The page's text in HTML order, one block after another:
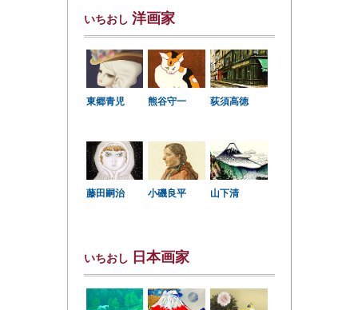
いちおし 洋画家
東郷青児 熊谷守一 荻須高徳
藤田嗣治 小磯良平 山下清
いちおし 日本画家